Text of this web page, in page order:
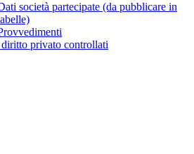
società partecipate (da pubblicare in
privato controllati